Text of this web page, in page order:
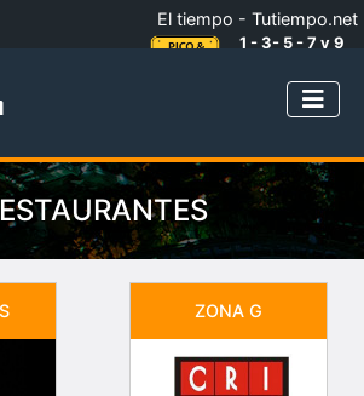
El tiempo - Tutiempo.net
1 - 3- 5 - 7 y 9
ZONA G